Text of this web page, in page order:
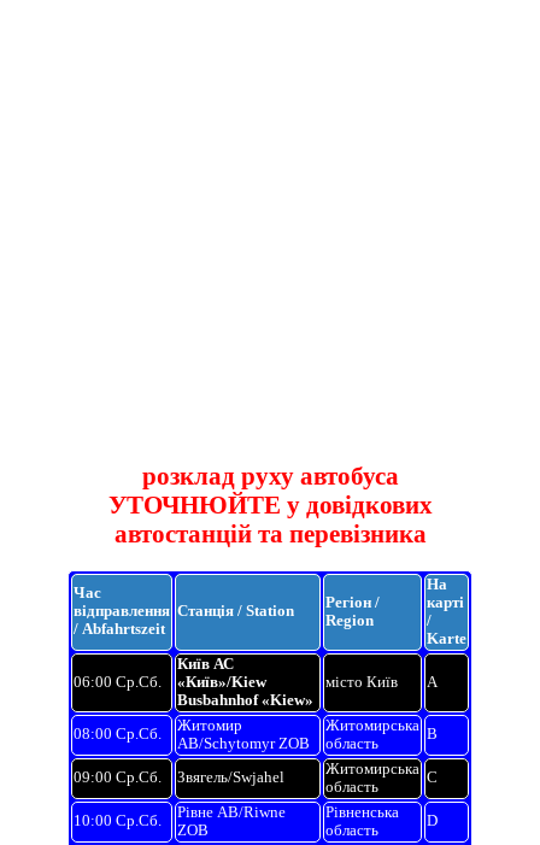
розклад руху автобуса
УТОЧНЮЙТЕ у довідкових
автостанцій та перевізника
Час
відправлення
/ Abfahrtszeit
Станція / Station
Регіон /
Region
На
карті
/
Karte
06:00 Ср.Сб.
Київ АС
«Київ»/Kiew
Busbahnhof «Kiew»
місто Київ A
08:00 Ср.Сб.
Житомир
АВ/Schytomyr ZOB
Житомирська
область
B
09:00 Ср.Сб. Звягель/Swjahel
Житомирська
область
C
10:00 Ср.Сб.
Рівне АВ/Riwne
ZOB
Рівненська
область
D